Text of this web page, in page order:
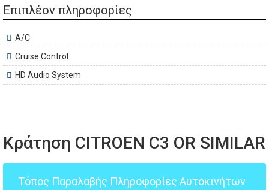
Επιπλέον πληροφορίες
A/C
Cruise Control
HD Audio System
Κράτηση CITROEN C3 OR SIMILAR
Τόπος Παραλαβής Πληροφορίες Αυτοκινήτων